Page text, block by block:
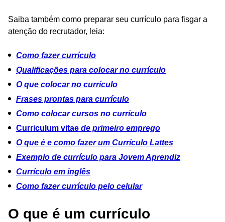
Saiba também como preparar seu currículo para fisgar a
atenção do recrutador, leia:
Como fazer currículo
Qualificações para colocar no currículo
O que colocar no currículo
Frases prontas para currículo
Como colocar cursos no currículo
Curriculum vitae de primeiro emprego
O que é e como fazer um Currículo Lattes
Exemplo de currículo para Jovem Aprendiz
Currículo em inglês
Como fazer currículo pelo celular
O que é um currículo